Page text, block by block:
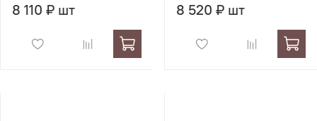
8 110 ₽ шт 8 520 ₽ шт